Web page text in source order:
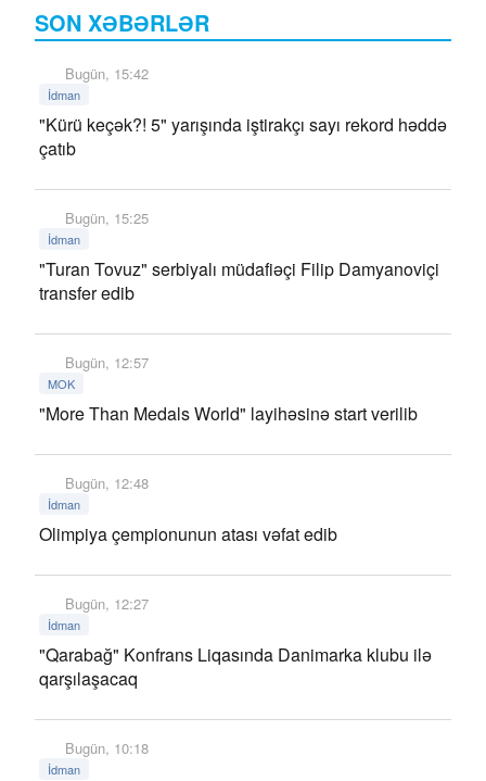
SON XƏBƏRLƏR
Bugün, 15:42
İdman
"Kürü keçək?! 5" yarışında iştirakçı sayı rekord həddə
çatıb
Bugün, 15:25
İdman
"Turan Tovuz" serbiyalı müdafiəçi Filip Damyanoviçi
transfer edib
Bugün, 12:57
MOK
"More Than Medals World" layihəsinə start verilib
Bugün, 12:48
İdman
Olimpiya çempionunun atası vəfat edib
Bugün, 12:27
İdman
"Qarabağ" Konfrans Liqasında Danimarka klubu ilə
qarşılaşacaq
Bugün, 10:18
İdman